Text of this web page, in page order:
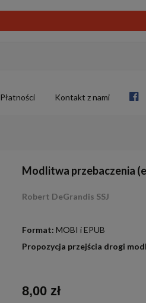
Płatności Kontakt z nami
Modlitwa przebaczenia
Robert DeGrandis SSJ
Format: MOBI i EPUB
Propozycja przejścia drogi
8,00 zł